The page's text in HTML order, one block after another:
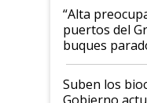
“Alta
puertos del
buques
la medida de
Suben los